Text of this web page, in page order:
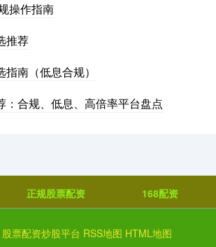
操作指南
推荐
南（低息合规）
：合规、低息、高倍率平台盘点
正规股票配资 168配资
股票配资炒股平台 RSS地图 HTML地图